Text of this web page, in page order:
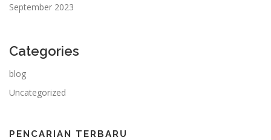
September 2023
Categories
blog
Uncategorized
PENCARIAN TERBARU